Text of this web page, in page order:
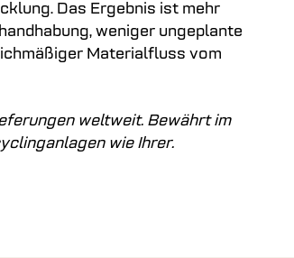
Das Ergebnis ist mehr
weniger ungeplante
Materialfluss vom
weltweit. Bewährt im
wie Ihrer.